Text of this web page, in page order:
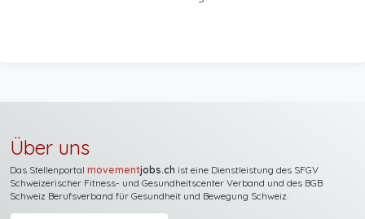
Über uns
Das Stellenportal movementjobs.ch ist eine Dienstleistung des SFGV
Schweizerischer Fitness- und Gesundheitscenter Verband und des BGB
Schweiz Berufsverband für Gesundheit und Bewegung Schweiz.